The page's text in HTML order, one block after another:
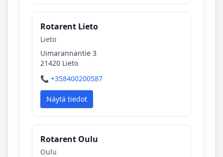
Rotarent Lieto
Lieto
Uimarannantie 3
21420 Lieto
📞 +358400200587
Näytä tiedot
Rotarent Oulu
Oulu